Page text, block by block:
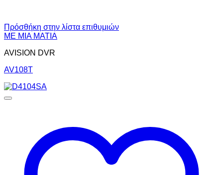
Πρόσθήκη στην λίστα επιθυμιών
ΜΕ ΜΙΑ ΜΑΤΙΑ
AVISION DVR
AV108T